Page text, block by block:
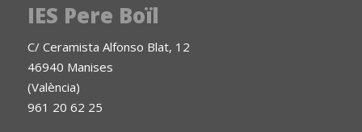
IES Pere Boïl
C/ Ceramista Alfonso Blat, 12
46940 Manises
(València)
961 20 62 25